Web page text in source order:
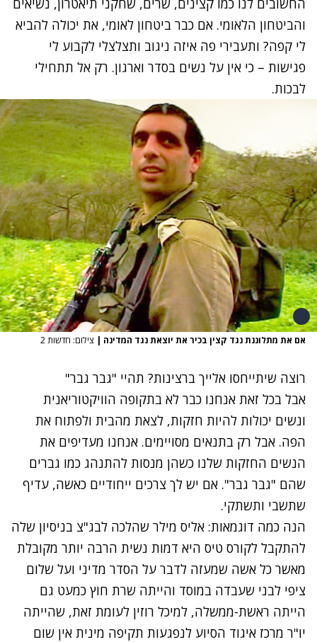
החשובים לנו כמו קצינים, שרים, שחקני תיאטרון, נשיאים
והביטחון הלאומי. אם כבר ביטחון לאומי, את יכולה להביא
לי קפה? ותעבירי פה איזה ניגוב ותצלצלי לקבוע לי
פגישות – כי אין על נשים בסדר וארגון. רק אל תתחילי
לבכות.
אם את מתלוננת נגד קצין בכיר את יוצאת נגד המדינה | צילום: חדשות 2
רוצה שיתייחסו אלייך ברצינות? תהיי "גבר גבר"
אבל בכל זאת אנחנו כבר לא בתקופה הוויקטוריאנית
ונשים יכולות להיות חזקות, לצאת מהבית ולפתוח את
הפה. אבל רק בתנאים מסויימים. אנחנו מעדיפים את
הנשים החזקות שלנו כשהן מנסות להתנהג כמו גברים
שהם "גבר גבר". אם יש לך צרכים ייחודיים כאשה, עדיף
שתשבי ותשתקי.
הנה כמה דוגמאות: אליס מילר שהלכה לבג"צ בניסיון שלה
להתקבל לקורס טיס היא דמות נשית הרבה יותר מקובלת
מאשר כל אשה שמעזה לדבר על הסדר מדיני ועל שלום
ציפי לבני שעבדה במוסד והייתה שרת חוץ כמעט גם
הייתה ראשת-ממשלה, למיכל רוזין לעומת זאת, שהייתה
יו"ר מרכז איגוד הסיוע לנפגעות תקיפה מינית אין שום